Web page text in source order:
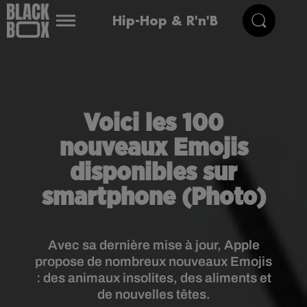
Hip-Hop & R'n'B
Voici les 100
nouveaux Emojis
disponibles sur
smartphone (Photo)
Avec sa dernière mise à jour, Apple
propose de nombreux nouveaux Emojis
: des animaux insolites, des aliments et
de nouvelles têtes.